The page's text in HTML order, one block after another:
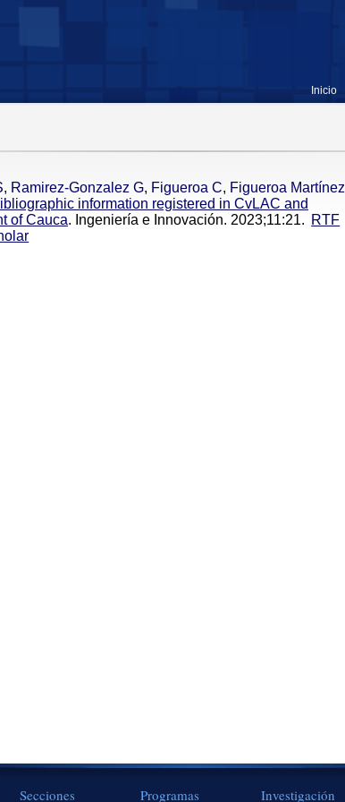
Inicio
, Ramirez-Gonzalez G, Figueroa C, Figueroa Martínez
information registered in CvLAC and
of Cauca. Ingeniería e Innovación. 2023;11:21. RTF
Secciones Programas Investigación